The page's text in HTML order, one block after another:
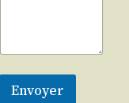
Envoyer